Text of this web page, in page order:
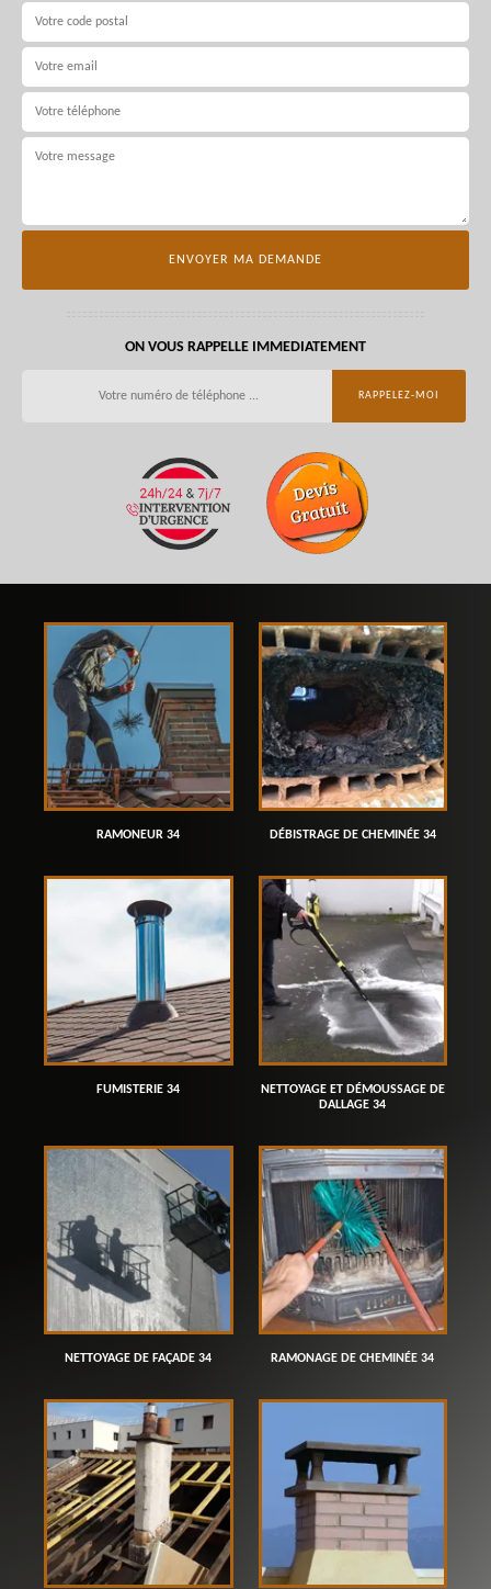
ON VOUS RAPPELLE IMMEDIATEMENT
RAMONEUR 34 DÉBISTRAGE DE CHEMINÉE 34
FUMISTERIE 34
NETTOYAGE ET DÉMOUSSAGE DE
DALLAGE 34
NETTOYAGE DE FAÇADE 34 RAMONAGE DE CHEMINÉE 34